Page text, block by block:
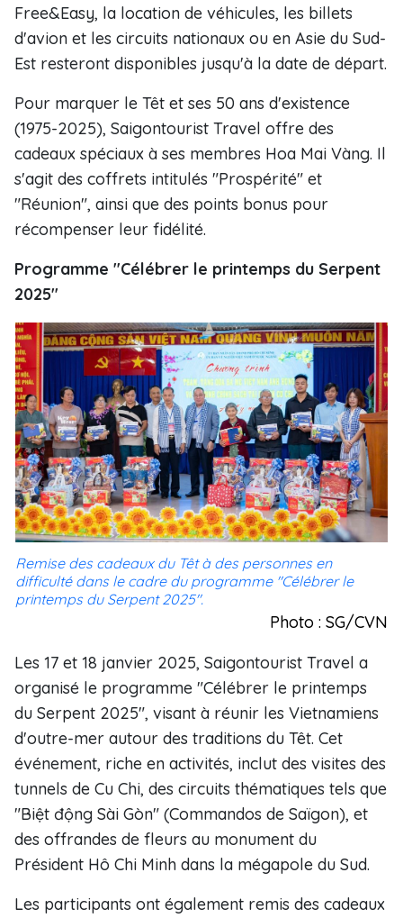
Free&Easy, la location de véhicules, les billets
d'avion et les circuits nationaux ou en Asie du Sud-
Est resteront disponibles jusqu'à la date de départ.
Pour marquer le Têt et ses 50 ans d'existence
(1975-2025), Saigontourist Travel offre des
cadeaux spéciaux à ses membres Hoa Mai Vàng. Il
s'agit des coffrets intitulés "Prospérité" et
"Réunion", ainsi que des points bonus pour
récompenser leur fidélité.
Programme "Célébrer le printemps du Serpent
2025"
Remise des cadeaux du Têt à des personnes en
difficulté dans le cadre du programme "Célébrer le
printemps du Serpent 2025".
Photo : SG/CVN
Les 17 et 18 janvier 2025, Saigontourist Travel a
organisé le programme "Célébrer le printemps
du Serpent 2025", visant à réunir les Vietnamiens
d'outre-mer autour des traditions du Têt. Cet
événement, riche en activités, inclut des visites des
tunnels de Cu Chi, des circuits thématiques tels que
"Biệt động Sài Gòn" (Commandos de Saïgon), et
des offrandes de fleurs au monument du
Président Hô Chi Minh dans la mégapole du Sud.
Les participants ont également remis des cadeaux